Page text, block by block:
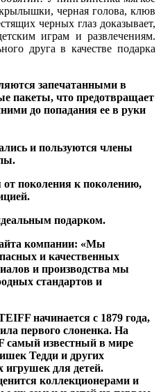
черная голова, клюв
черных глаз доказывает,
играм и развлечениям.
друга в качестве подарка
запечатанными в
пакеты, что предотвращает
до попадания ее в руки
и пользуются члены
поколения к поколению,
подарком.
компании: «Мы
и качественных
и производства мы
стандартов и
начинается с 1879 года,
первого слоненка. На
самый известный в мире
Тедди и других
игрушек для детей.
коллекционерами и